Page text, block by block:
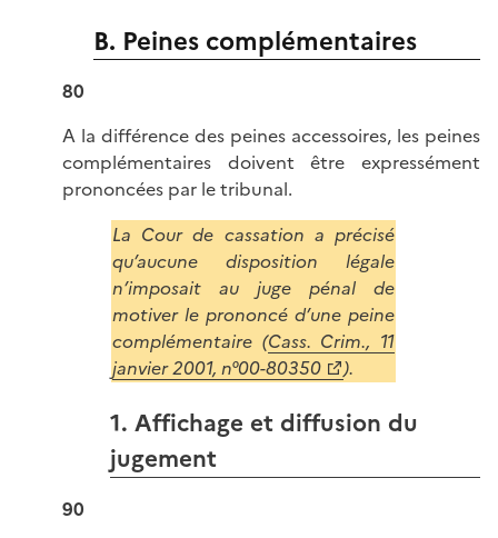
B. Peines complémentaires
80
A la différence des peines accessoires, les peines
complémentaires doivent être expressément
prononcées par le tribunal.
La Cour de cassation a précisé
qu’aucune disposition légale
n’imposait au juge pénal de
motiver le prononcé d’une peine
complémentaire (Cass. Crim., 11
janvier 2001, n°00-80350
).
1. Affichage et diffusion du
jugement
90